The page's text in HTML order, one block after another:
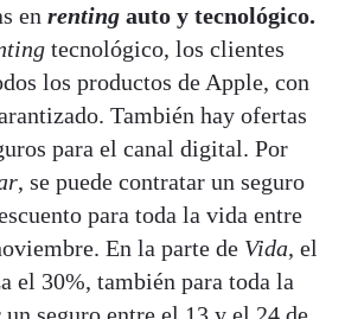
en renting auto y tecnológico.
tecnológico, los clientes
los productos de Apple, con
También hay ofertas
para el canal digital. Por
, se puede contratar un seguro
para toda la vida entre
En la parte de Vida, el
el 30%, también para toda la